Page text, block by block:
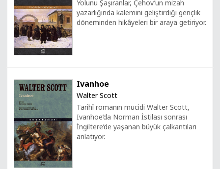
Yolunu Şaşıranlar, Çehov’un mizah
yazarlığında kalemini geliştirdiği gençlik
döneminden hikâyeleri bir araya getiriyor.
Ivanhoe
Walter Scott
Tarihî romanın mucidi Walter Scott,
Ivanhoe’da Norman İstilası sonrası
İngiltere’de yaşanan büyük çalkantıları
anlatıyor.